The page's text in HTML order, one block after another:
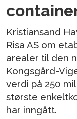
Kristiansand
Risa AS om
arealer til den
Kongsgård-
verdi på 250
største
har inngått.